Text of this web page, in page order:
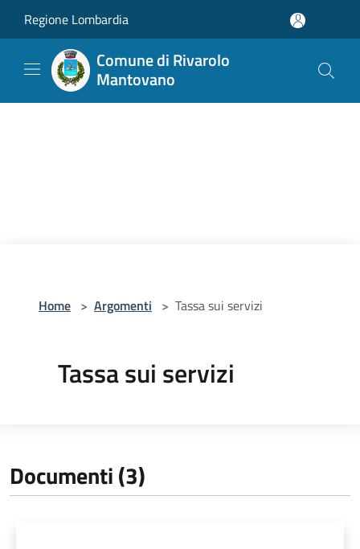
Regione Lombardia
Comune di Rivarolo
Mantovano
Home > Argomenti > Tassa sui servizi
Tassa sui servizi
Documenti (3)